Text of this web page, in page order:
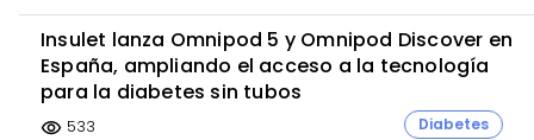
Insulet lanza Omnipod 5 y Omnipod Discover en
España, ampliando el acceso a la tecnología
para la diabetes sin tubos
visibility 533 Diabetes